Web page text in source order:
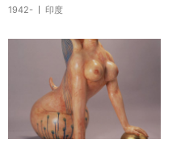
1942- 印度